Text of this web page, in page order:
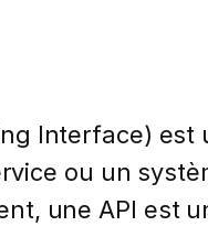
Interface)
ou un
une API est